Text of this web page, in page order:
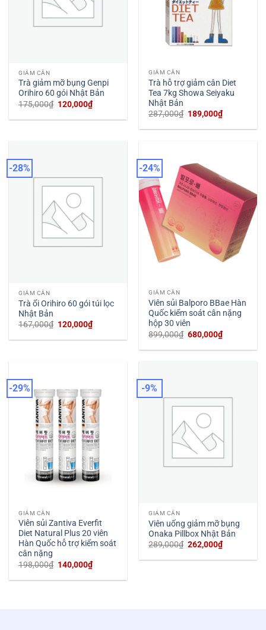
GIẢM CÂN
Trà giảm mỡ bụng Genpi
Orihiro 60 gói Nhật Bản
175,000₫ Giá
là:
120,000₫Giá
hiện
tại
GIẢM CÂN
Trà hỗ trợ giảm cân Diet
Tea 7kg Showa Seiyaku
Nhật Bản
287,000₫ Giá
là:
189,000₫Giá
hiện
tại
-28%
GIẢM CÂN
Trà ổi Orihiro 60 gói túi lọc
Nhật Bản
167,000₫ Giá
là:
120,000₫Giá
hiện
tại
-24%
GIẢM CÂN
Viên sủi Balporo BBae Hàn
Quốc kiểm soát cân nặng
hộp 30 viên
899,000₫ Giá
là:
680,000₫Giá
hiện
tại
-29%
GIẢM CÂN
Viên sủi Zantiva Everfit
Diet Natural Plus 20 viên
Hàn Quốc hỗ trợ kiểm soát
cân nặng
198,000₫ Giá
là:
140,000₫Giá
hiện
tại
-9%
GIẢM CÂN
Viên uống giảm mỡ bụng
Onaka Pillbox Nhật Bản
289,000₫ Giá
là:
262,000₫Giá
hiện
tại